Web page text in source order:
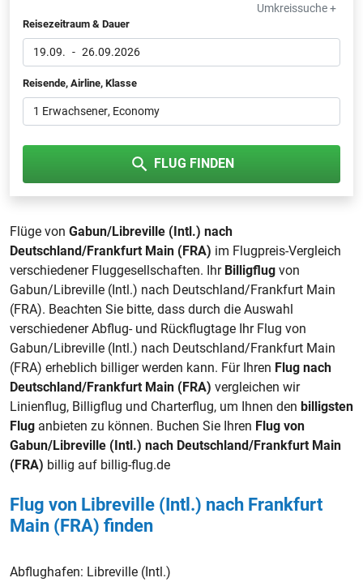
Umkreissuche +
Reisezeitraum & Dauer
19.09. - 26.09.2026
Reisende, Airline, Klasse
1 Erwachsener, Economy
FLUG FINDEN
Flüge von Gabun/Libreville (Intl.) nach
Deutschland/Frankfurt Main (FRA) im Flugpreis-Vergleich
verschiedener Fluggesellschaften. Ihr Billigflug von
Gabun/Libreville (Intl.) nach Deutschland/Frankfurt Main
(FRA). Beachten Sie bitte, dass durch die Auswahl
verschiedener Abflug- und Rückflugtage Ihr Flug von
Gabun/Libreville (Intl.) nach Deutschland/Frankfurt Main
(FRA) erheblich billiger werden kann. Für Ihren Flug nach
Deutschland/Frankfurt Main (FRA) vergleichen wir
Linienflug, Billigflug und Charterflug, um Ihnen den billigsten
Flug anbieten zu können. Buchen Sie Ihren Flug von
Gabun/Libreville (Intl.) nach Deutschland/Frankfurt Main
(FRA) billig auf billig-flug.de
Flug von Libreville (Intl.) nach Frankfurt
Main (FRA) finden
Abflughafen: Libreville (Intl.)